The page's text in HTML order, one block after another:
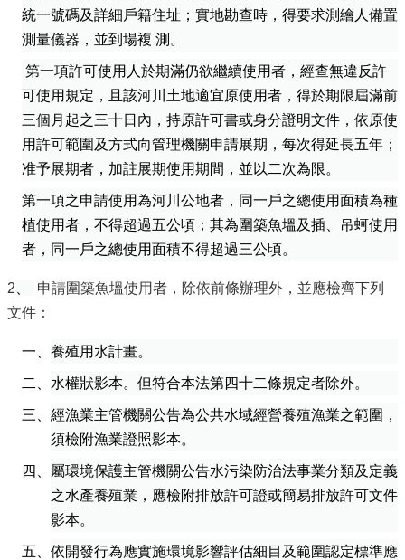
統一號碼及詳細戶籍住址；實地勘查時，得要求測繪人備置
測量儀器，並到場複 測。
第一項許可使用人於期滿仍欲繼續使用者，經查無違反許
可使用規定，且該河川土地適宜原使用者，得於期限屆滿前
三個月起之三十日內，持原許可書或身分證明文件，依原使
用許可範圍及方式向管理機關申請展期，每次得延長五年；
准予展期者，加註展期使用期間，並以二次為限。
第一項之申請使用為河川公地者，同一戶之總使用面積為種
植使用者，不得超過五公頃；其為圍築魚塭及插、吊蚵使用
者，同一戶之總使用面積不得超過三公頃。
2
申請圍築魚塭使用者，除依前條辦理外，並應檢齊下列
文件：
一、養殖用水計畫。
二、水權狀影本。但符合本法第四十二條規定者除外。
三、經漁業主管機關公告為公共水域經營養殖漁業之範圍，
須檢附漁業證照影本。
四、屬環境保護主管機關公告水污染防治法事業分類及定義
之水產養殖業，應檢附排放許可證或簡易排放許可文件
影本。
五、依開發行為應實施環境影響評估細目及範圍認定標準應